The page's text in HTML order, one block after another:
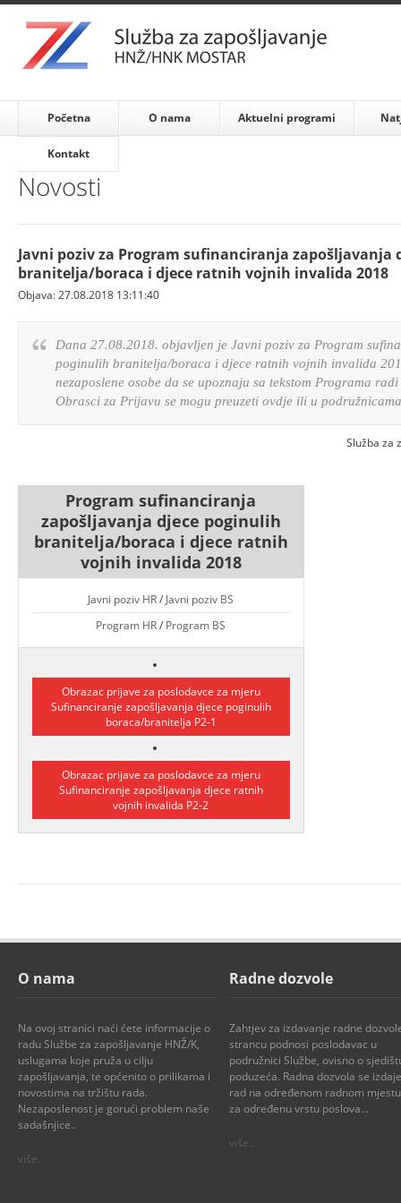
Početna O nama Aktuelni programi
Kontakt
Novosti
Javni poziv za Program sufinanciranja zapošljavanja
branitelja/boraca i djece ratnih vojnih invalida 2018
Objava: 27.08.2018 13:11:40
Dana 27.08.2018. objavljen je Javni poziv za Program
poginulih branitelja/boraca i djece ratnih vojnih invalida
nezaposlene osobe da se upoznaju sa tekstom Programa
Obrasci za Prijavu se mogu preuzeti ovdje ili u
Služba za
Program sufinanciranja
zapošljavanja djece poginulih
branitelja/boraca i djece ratnih
vojnih invalida 2018
Javni poziv HR/ Javni poziv BS
Program HR/ Program BS
Obrazac prijave za poslodavce za mjeru
Sufinanciranje zapošljavanja djece poginulih
boraca/branitelja P2-1
Obrazac prijave za poslodavce za mjeru
Sufinanciranje zapošljavanja djece ratnih
vojnih invalida P2-2
O nama
Na ovoj stranici naći ćete informacije o
radu Službe za zapošljavanje HNŽ/K,
uslugama koje pruža u cilju
zapošljavanja, te općenito o prilikama i
novostima na tržištu rada.
Nezaposlenost je gorući problem naše
sadašnjice..
više..
Radne dozvole
Zahtjev za izdavanje radne
strancu podnosi poslodavac u
podružnici Službe, ovisno o
poduzeća. Radna dozvola se
rad na određenom radnom
za određenu vrstu poslova...
više..